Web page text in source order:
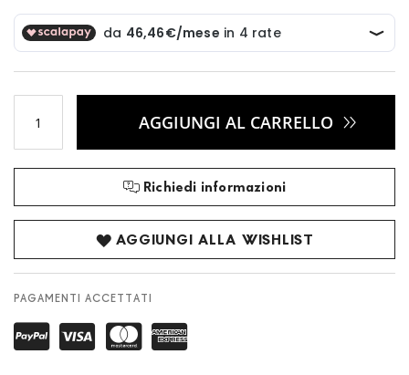
AGGIUNGI AL CARRELLO
Richiedi informazioni
AGGIUNGI ALLA WISHLIST
PAGAMENTI ACCETTATI